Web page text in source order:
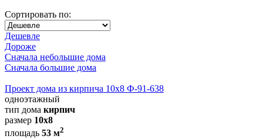
Сортировать по:
Дешевле
Дороже
Сначала небольшие дома
Сначала большие дома
Проект дома из кирпича 10х8 Ф-91-638
одноэтажный
тип дома кирпич
размер 10x8
площадь 53 м2